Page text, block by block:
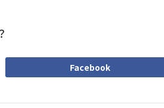
Facebook